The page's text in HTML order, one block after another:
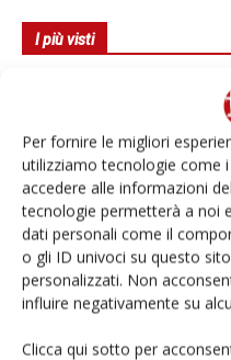
Per fornire le migliori
utilizziamo tecnologie come
accedere alle informazioni
tecnologie permetterà a noi
dati personali come il
o gli ID univoci su questo
personalizzati. Non
influire negativamente su
Clicca qui sotto per
I più visti
Non è una
categoria
L’ortofrutta di
Ai #Repartofresh
Andamento